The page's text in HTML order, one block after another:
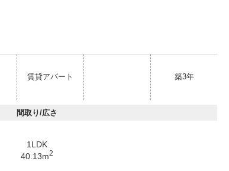
賃貸アパート 築3年
間取り/広さ
1LDK
40.13m2